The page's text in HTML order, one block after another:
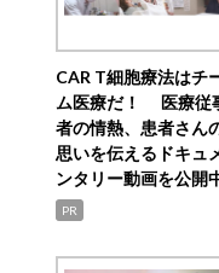
CAR T細胞療法はチ
ム医療だ！ 医療従
者の情熱、患者さん
思いを伝えるドキュ
ンタリー動画を公開
PR